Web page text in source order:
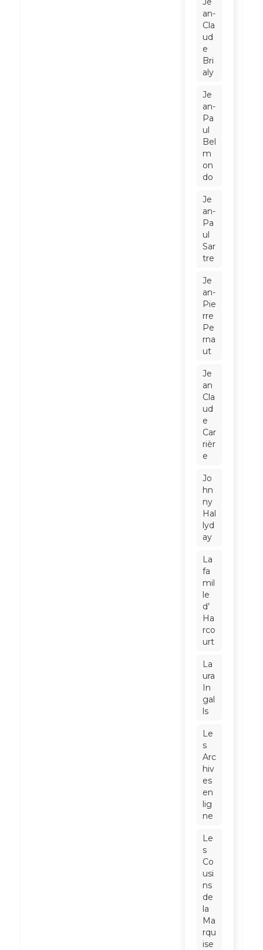
an-
Cla
ud
e
Bri
aly
Je
an-
Pa
ul
Bel
m
on
do
Je
an-
Pa
ul
Sar
tre
Je
an-
Pie
rre
Pe
rna
ut
Je
an
Cla
ud
e
Car
rièr
e
Jo
hn
ny
Hal
lyd
ay
La
fa
mil
le
d’
Ha
rco
urt
La
ura
In
gal
ls
Le
s
Arc
hiv
es
en
lig
ne
Le
s
Co
usi
ns
de
la
Ma
rqu
ise